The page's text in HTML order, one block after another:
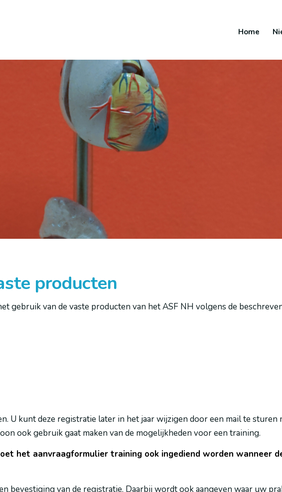
Home
producten
van de vaste producten van het ASF NH volgens de
U kunt deze registratie later in het jaar wijzigen door een mail te sturen
ook gebruik gaat maken van de mogelijkheden voor een training.
het aanvraagformulier training ook ingediend worden wanneer
bevestiging van de registratie. Daarbij wordt ook aangeven waar uw